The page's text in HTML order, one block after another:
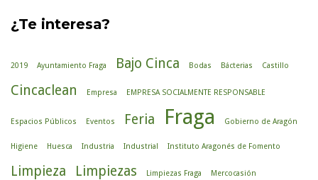
¿Te interesa?
2019 Ayuntamiento Fraga Bajo Cinca Bodas Bácterias Castillo
Cincaclean Empresa EMPRESA SOCIALMENTE RESPONSABLE
Espacios Públicos Eventos Feria Fraga Gobierno de Aragón
Higiene Huesca Industria Industrial Instituto Aragonés de Fomento
Limpieza Limpiezas Limpiezas Fraga Mercocasión